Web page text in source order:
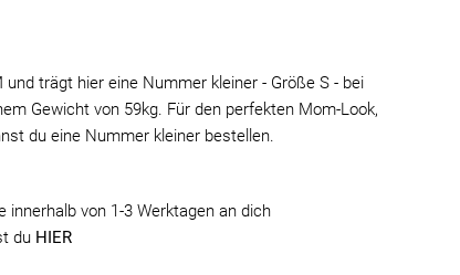
trägt hier eine Nummer kleiner - Größe S - bei
Gewicht von 59kg. Für den perfekten Mom-Look,
du eine Nummer kleiner bestellen.
innerhalb von 1-3 Werktagen an dich
du HIER